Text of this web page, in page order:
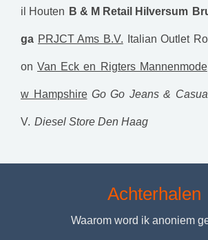
il Houten B & M Retail Hilversum
ga PRJCT Ams B.V. Italian Outlet
on Van Eck en Rigters Mannenmode
w Hampshire Go Go Jeans &
V. Diesel Store Den Haag
Achterhalen
Waarom word ik anoniem